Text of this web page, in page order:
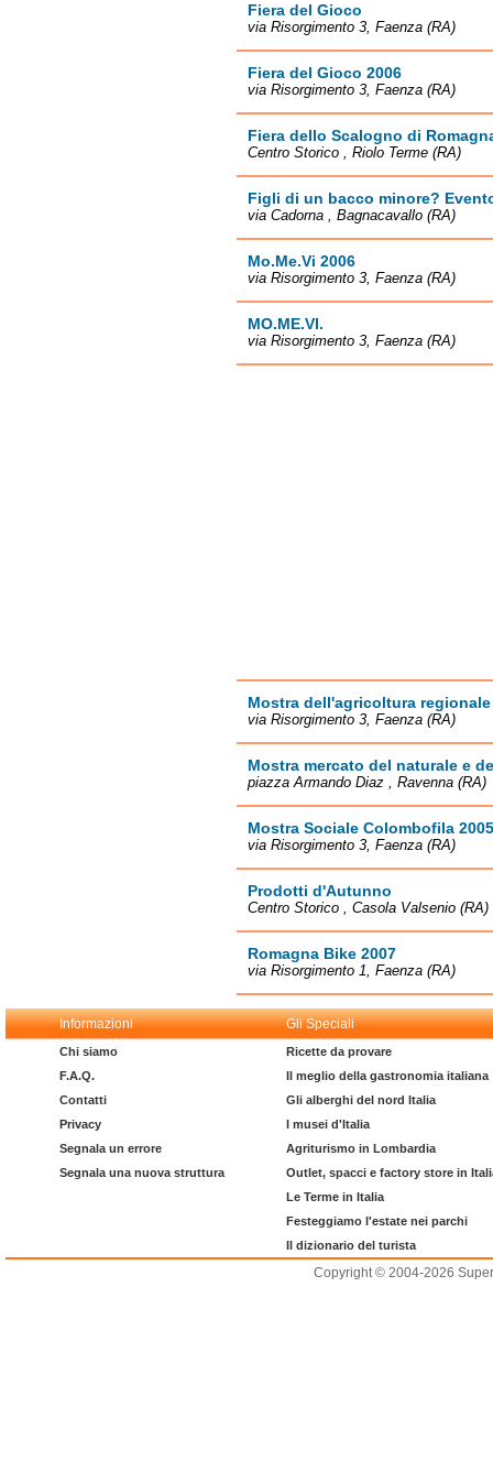
Fiera del Gioco
via Risorgimento 3, Faenza (RA)
Fiera del Gioco 2006
via Risorgimento 3, Faenza (RA)
Fiera dello Scalogno di
Centro Storico , Riolo Terme (RA)
Figli di un bacco minore?
via Cadorna , Bagnacavallo (RA)
Mo.Me.Vi 2006
via Risorgimento 3, Faenza (RA)
MO.ME.VI.
via Risorgimento 3, Faenza (RA)
Mostra dell'agricoltura regionale
via Risorgimento 3, Faenza (RA)
Mostra mercato del naturale e
piazza Armando Diaz , Ravenna (RA)
Mostra Sociale Colombofila 2005
via Risorgimento 3, Faenza (RA)
Prodotti d'Autunno
Centro Storico , Casola Valsenio (RA)
Romagna Bike 2007
via Risorgimento 1, Faenza (RA)
Informazioni Gli Speciali
Chi siamo
F.A.Q.
Contatti
Privacy
Segnala un errore
Segnala una nuova struttura
Ricette da provare
Il meglio della gastronomia italiana
Gli alberghi del nord Italia
I musei d'Italia
Agriturismo in Lombardia
Outlet, spacci e factory store in
Le Terme in Italia
Festeggiamo l'estate nei parchi
Il dizionario del turista
Copyright © 2004-2026